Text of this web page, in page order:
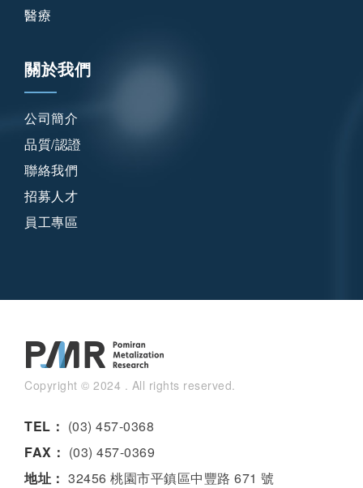
醫療
關於我們
公司簡介
品質/認證
聯絡我們
招募人才
員工專區
Copyright © 2024 . All rights reserved.
TEL： (03) 457-0368
FAX： (03) 457-0369
地址： 32456 桃園市平鎮區中豐路 671 號